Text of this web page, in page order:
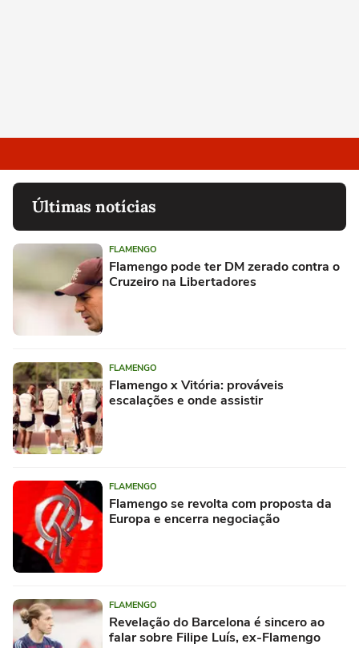
Últimas notícias
FLAMENGO
Flamengo pode ter DM zerado contra o
Cruzeiro na Libertadores
FLAMENGO
Flamengo x Vitória: prováveis
escalações e onde assistir
FLAMENGO
Flamengo se revolta com proposta da
Europa e encerra negociação
FLAMENGO
Revelação do Barcelona é sincero ao
falar sobre Filipe Luís, ex-Flamengo